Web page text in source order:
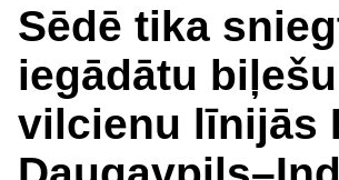
Sēdē tika
iegādātu
vilcienu līnijās